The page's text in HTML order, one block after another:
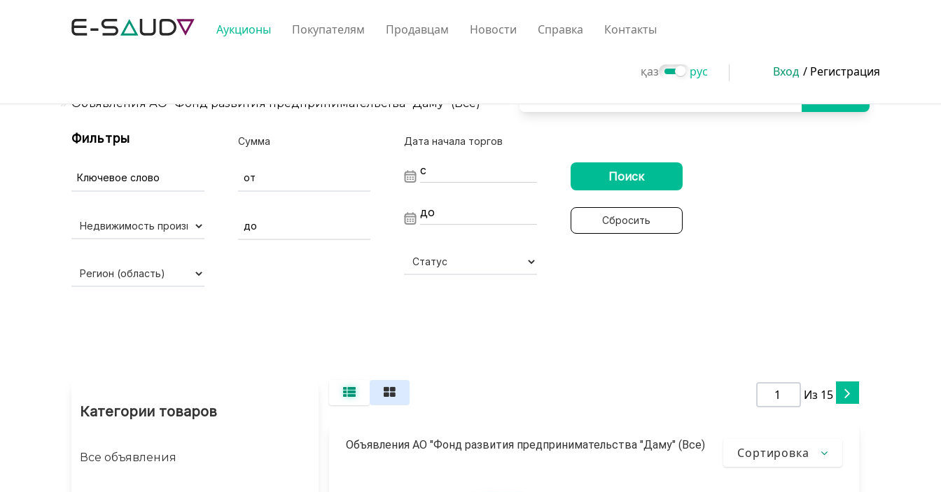
Аукционы Покупателям Продавцам Новости Справка Контакты
қаз рус Вход / Регистрация
Объявления АО "Фонд развития предпринимательства "Даму" (Все)
Фильтры Сумма Дата начала торгов
Поиск
Сбросить
Категории товаров
Все объявления
Из 15
Объявления АО "Фонд развития предпринимательства "Даму" (Все)
Сортировка